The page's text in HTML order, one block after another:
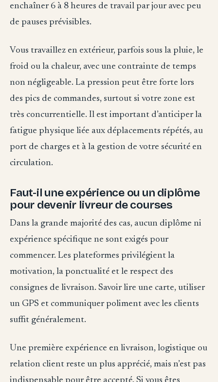
enchaîner 6 à 8 heures de travail par jour avec peu
de pauses prévisibles.
Vous travaillez en extérieur, parfois sous la pluie, le
froid ou la chaleur, avec une contrainte de temps
non négligeable. La pression peut être forte lors
des pics de commandes, surtout si votre zone est
très concurrentielle. Il est important d’anticiper la
fatigue physique liée aux déplacements répétés, au
port de charges et à la gestion de votre sécurité en
circulation.
Faut-il une expérience ou un diplôme
pour devenir livreur de courses
Dans la grande majorité des cas, aucun diplôme ni
expérience spécifique ne sont exigés pour
commencer. Les plateformes privilégient la
motivation, la ponctualité et le respect des
consignes de livraison. Savoir lire une carte, utiliser
un GPS et communiquer poliment avec les clients
suffit généralement.
Une première expérience en livraison, logistique ou
relation client reste un plus apprécié, mais n’est pas
indispensable pour être accepté. Si vous êtes